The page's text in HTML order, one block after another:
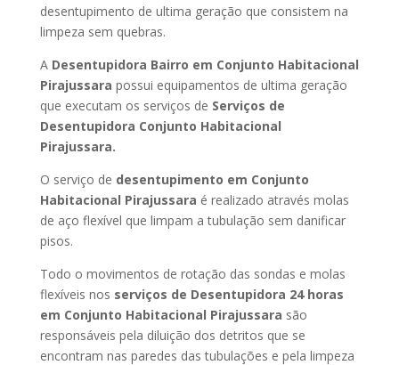
desentupimento de ultima geração que consistem na
limpeza sem quebras.
A Desentupidora Bairro em Conjunto Habitacional
Pirajussara possui equipamentos de ultima geração
que executam os serviços de Serviços de
Desentupidora Conjunto Habitacional
Pirajussara.
O serviço de desentupimento em Conjunto
Habitacional Pirajussara é realizado através molas
de aço flexível que limpam a tubulação sem danificar
pisos.
Todo o movimentos de rotação das sondas e molas
flexíveis nos serviços de Desentupidora 24 horas
em Conjunto Habitacional Pirajussara são
responsáveis pela diluição dos detritos que se
encontram nas paredes das tubulações e pela limpeza